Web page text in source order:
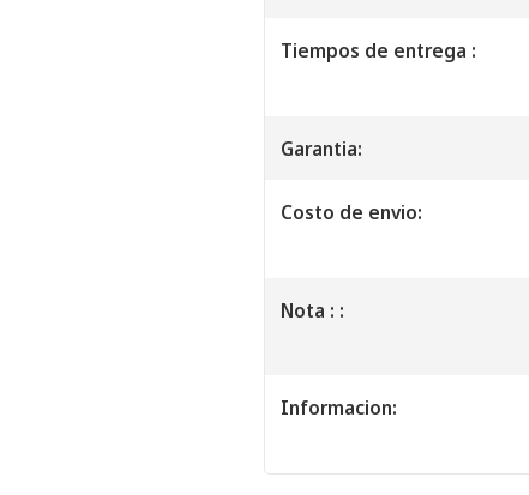
Tiempos de entrega :
Garantia:
Costo de envio:
Nota : :
Informacion: